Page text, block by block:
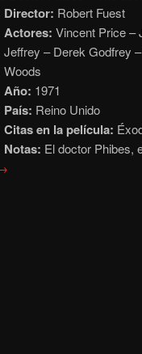
Director: Robert Fuest
Actores: Vincent Price –
Jeffrey – Derek Godfrey
Woods
Año: 1971
País: Reino Unido
Citas en la película:
Notas: El doctor Phibes,